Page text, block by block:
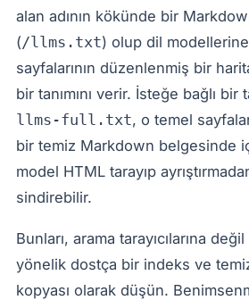
alan adının kökünde bir
(/llms.txt) olup dil
sayfalarının düzenlenmiş bir
bir tanımını verir. İsteğe bağlı bir
llms-full.txt, o temel
bir temiz Markdown belgesinde
model HTML tarayıp
sindirebilir.
Bunları, arama tarayıcılarına
yönelik dostça bir indeks ve
kopyası olarak düşün.